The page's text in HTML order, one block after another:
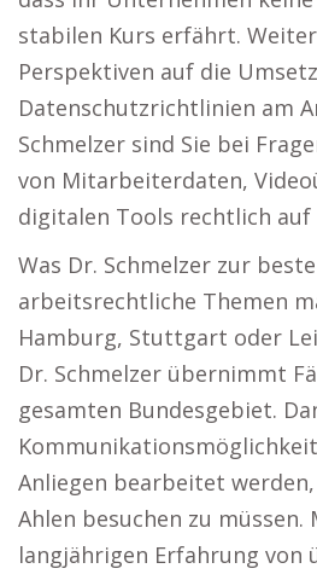
stabilen Kurs erfährt.
Perspektiven auf die
Datenschutzrichtlinien am
Schmelzer sind Sie bei
von Mitarbeiterdaten,
digitalen Tools rechtlich auf
Was Dr. Schmelzer zur
arbeitsrechtliche Themen
Hamburg, Stuttgart oder
Dr. Schmelzer übernimmt
gesamten Bundesgebiet.
Anliegen bearbeitet
Ahlen besuchen zu müssen.
langjährigen Erfahrung von